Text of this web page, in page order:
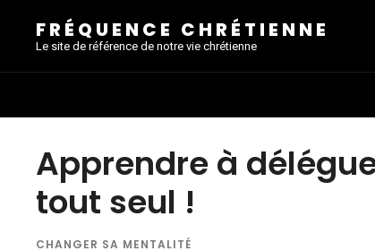
FRÉQUENCE CHRÉTIENNE
Le site de référence de notre vie chrétienne
Apprendre à
tout seul !
CHANGER SA MENTALITÉ